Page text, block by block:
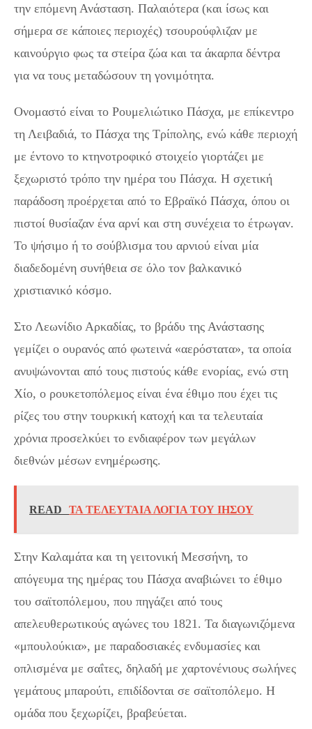
την επόμενη Ανάσταση. Παλαιότερα (και ίσως και
σήμερα σε κάποιες περιοχές) τσουρούφλιζαν με
καινούργιο φως τα στείρα ζώα και τα άκαρπα δέντρα
για να τους μεταδώσουν τη γονιμότητα.
Ονομαστό είναι το Ρουμελιώτικο Πάσχα, με επίκεντρο
τη Λειβαδιά, το Πάσχα της Τρίπολης, ενώ κάθε περιοχή
με έντονο το κτηνοτροφικό στοιχείο γιορτάζει με
ξεχωριστό τρόπο την ημέρα του Πάσχα. Η σχετική
παράδοση προέρχεται από το Εβραϊκό Πάσχα, όπου οι
πιστοί θυσίαζαν ένα αρνί και στη συνέχεια το έτρωγαν.
Το ψήσιμο ή το σούβλισμα του αρνιού είναι μία
διαδεδομένη συνήθεια σε όλο τον βαλκανικό
χριστιανικό κόσμο.
Στο Λεωνίδιο Αρκαδίας, το βράδυ της Ανάστασης
γεμίζει ο ουρανός από φωτεινά «αερόστατα», τα οποία
ανυψώνονται από τους πιστούς κάθε ενορίας, ενώ στη
Χίο, ο ρουκετοπόλεμος είναι ένα έθιμο που έχει τις
ρίζες του στην τουρκική κατοχή και τα τελευταία
χρόνια προσελκύει το ενδιαφέρον των μεγάλων
διεθνών μέσων ενημέρωσης.
READ ΤΑ ΤΕΛΕΥΤΑΙΑ ΛΟΓΙΑ ΤΟΥ ΙΗΣΟΥ
Στην Καλαμάτα και τη γειτονική Μεσσήνη, το
απόγευμα της ημέρας του Πάσχα αναβιώνει το έθιμο
του σαϊτοπόλεμου, που πηγάζει από τους
απελευθερωτικούς αγώνες του 1821. Τα διαγωνιζόμενα
«μπουλούκια», με παραδοσιακές ενδυμασίες και
οπλισμένα με σαΐτες, δηλαδή με χαρτονένιους σωλήνες
γεμάτους μπαρούτι, επιδίδονται σε σαϊτοπόλεμο. Η
ομάδα που ξεχωρίζει, βραβεύεται.